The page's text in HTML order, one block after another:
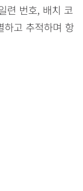
련 번호, 배치 코
하고 추적하며 항